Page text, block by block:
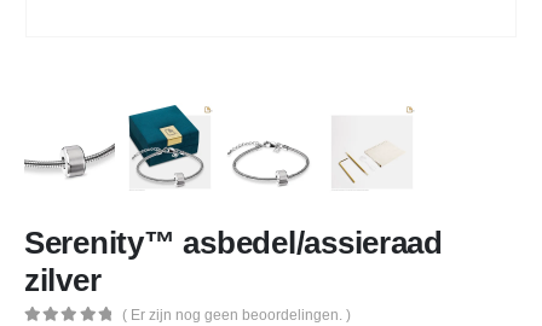
Serenity™ asbedel/assieraad
zilver
( Er zijn nog geen beoordelingen. )